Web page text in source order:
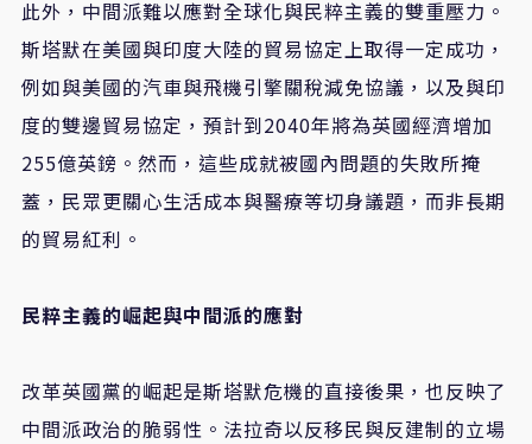
此外，中間派難以應對全球化與民粹主義的雙重壓力。
斯塔默在美國與印度大陸的貿易協定上取得一定成功，
例如與美國的汽車與飛機引擎關稅減免協議，以及與印
度的雙邊貿易協定，預計到2040年將為英國經濟增加
255億英鎊。然而，這些成就被國內問題的失敗所掩
蓋，民眾更關心生活成本與醫療等切身議題，而非長期
的貿易紅利。
民粹主義的崛起與中間派的應對
改革英國黨的崛起是斯塔默危機的直接後果，也反映了
中間派政治的脆弱性。法拉奇以反移民與反建制的立場